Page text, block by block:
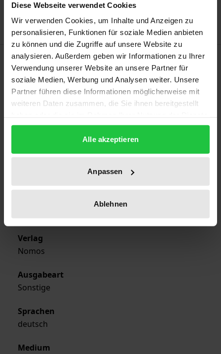
Diese Webseite verwendet Cookies
Wir verwenden Cookies, um Inhalte und Anzeigen zu
personalisieren, Funktionen für soziale Medien anbieten
zu können und die Zugriffe auf unsere Website zu
analysieren. Außerdem geben wir Informationen zu Ihrer
Verwendung unserer Website an unsere Partner für
soziale Medien, Werbung und Analysen weiter. Unsere
Partner führen diese Informationen möglicherweise mit
weiteren Daten zusammen, die Sie ihnen bereitgestellt
gesammelt haben.
Alle akzeptieren
Anpassen
Ablehnen
Hinweise zu Versandkosten
Bibliografische Angaben
Auflage
1
ISBN
978-3-7890-9825-3
Verlag
Nomos
Ausgabeart
Sonstige
Sprachen
deutsch
Medium